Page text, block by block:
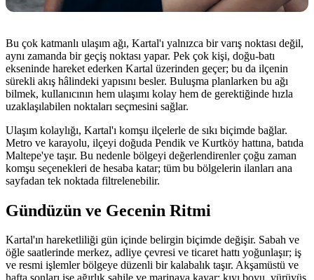
Bu çok katmanlı ulaşım ağı, Kartal'ı yalnızca bir varış noktası değil,
aynı zamanda bir geçiş noktası yapar. Pek çok kişi, doğu-batı
ekseninde hareket ederken Kartal üzerinden geçer; bu da ilçenin
sürekli akış hâlindeki yapısını besler. Buluşma planlarken bu ağı
bilmek, kullanıcının hem ulaşımı kolay hem de gerektiğinde hızla
uzaklaşılabilen noktaları seçmesini sağlar.
Ulaşım kolaylığı, Kartal'ı komşu ilçelerle de sıkı biçimde bağlar.
Metro ve karayolu, ilçeyi doğuda Pendik ve Kurtköy hattına, batıda
Maltepe'ye taşır. Bu nedenle bölgeyi değerlendirenler çoğu zaman
komşu seçenekleri de hesaba katar; tüm bu bölgelerin ilanları ana
sayfadan tek noktada filtrelenebilir.
Gündüzün ve Gecenin Ritmi
Kartal'ın hareketliliği gün içinde belirgin biçimde değişir. Sabah ve
öğle saatlerinde merkez, adliye çevresi ve ticaret hattı yoğunlaşır; iş
ve resmi işlemler bölgeye düzenli bir kalabalık taşır. Akşamüstü ve